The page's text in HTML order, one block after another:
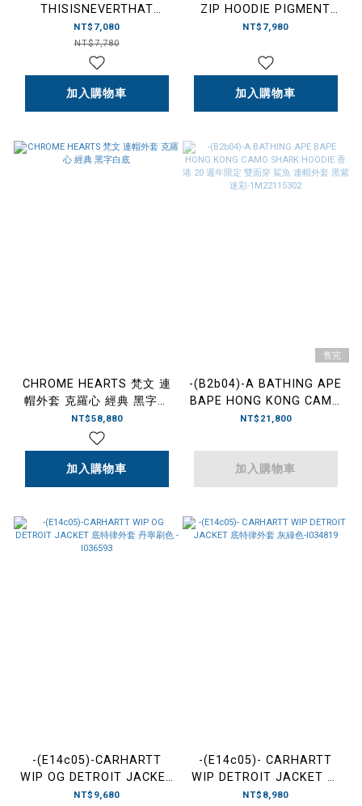
THISISNEVERTHAT
UTILITY FIELD JACKET 野
戰夾克 7盎司 雙拉鍊 迷彩/
石灰-TN261WOWLS01
NT$7,080
NT$7,780
加入購物車
ZIP HOODIE PIGMENT
DYED 骷髏 插畫 拉鍊外套
NT$7,980
加入購物車
CHROME HEARTS 梵文 連
帽外套 克羅心 經典 黑字白
底
NT$58,880
加入購物車
售完
-(B2b04)-A BATHING APE
BAPE HONG KONG CAMO
SHARK HOODIE 香港 20
外套 黑紫迷
彩-1M22115302
NT$21,800
加入購物車
-(E14c05)-CARHARTT
WIP OG DETROIT JACKET
底特律外套 丹寧刷色 -
NT$9,680
-(E14c05)- CARHARTT
WIP DETROIT JACKET 底
特律外套 灰綠色-I034819
NT$8,980